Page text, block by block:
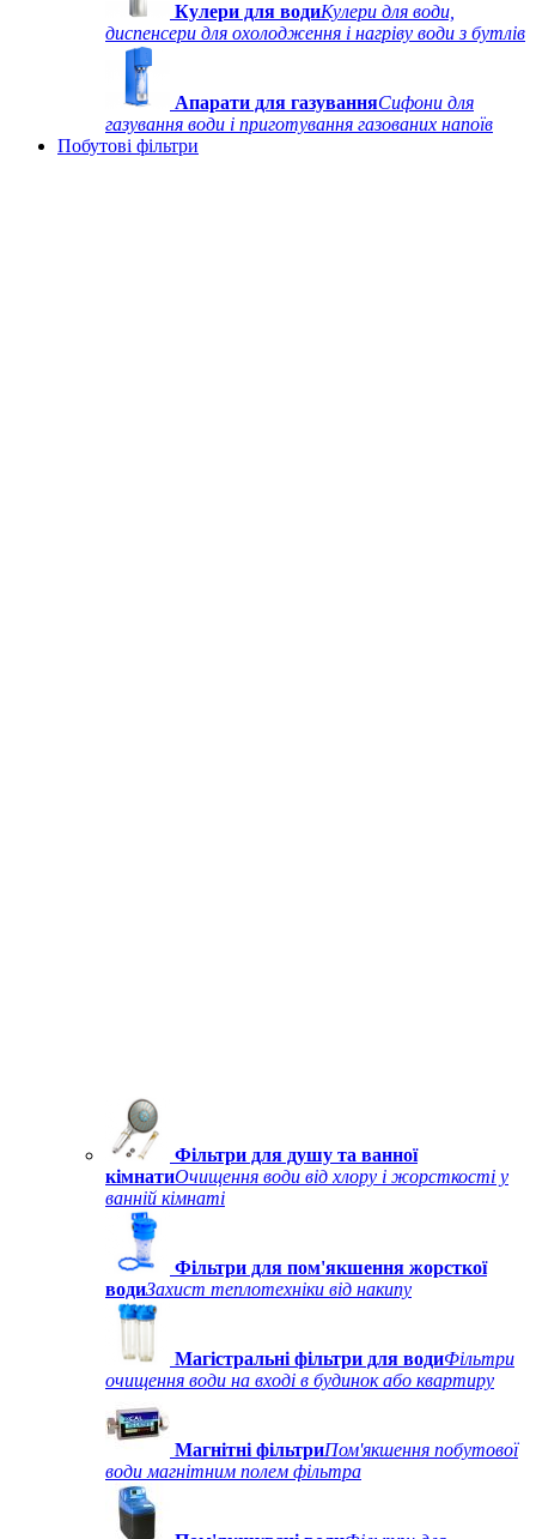
Кулери для водиКулери для води,
диспенсери для охолодження і нагріву води з бутлів
Апарати для газуванняСифони для
газування води і приготування газованих напоїв
Побутові фільтри
Фільтри для душу та ванної
кімнатиОчищення води від хлору і жорсткості у
ванній кімнаті
Фільтри для пом'якшення жорсткої
водиЗахист теплотехніки від накипу
Магістральні фільтри для водиФільтри
очищення води на вході в будинок або квартиру
Магнітні фільтриПом'якшення побутової
води магнітним полем фільтра